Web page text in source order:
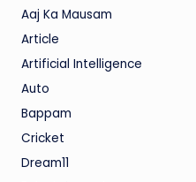
Aaj Ka Mausam
Article
Artificial Intelligence
Auto
Bappam
Cricket
Dream11